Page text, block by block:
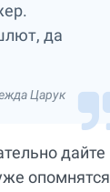
да
Царук
дайте
опомнятся